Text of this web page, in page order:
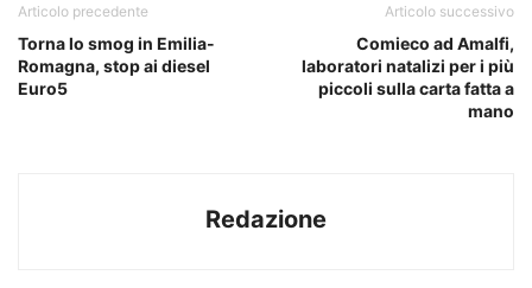
Articolo precedente
Torna lo smog in Emilia-
Romagna, stop ai diesel
Euro5
Articolo successivo
Comieco ad Amalfi,
laboratori natalizi per i più
piccoli sulla carta fatta a
mano
Redazione